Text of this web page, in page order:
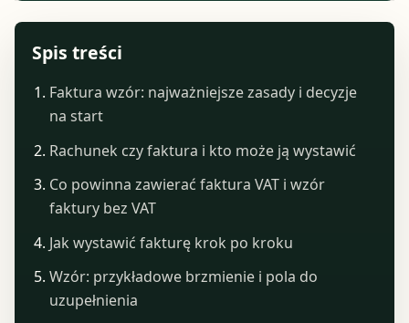
Spis treści
Faktura wzór: najważniejsze zasady i decyzje
na start
Rachunek czy faktura i kto może ją wystawić
Co powinna zawierać faktura VAT i wzór
faktury bez VAT
Jak wystawić fakturę krok po kroku
Wzór: przykładowe brzmienie i pola do
uzupełnienia